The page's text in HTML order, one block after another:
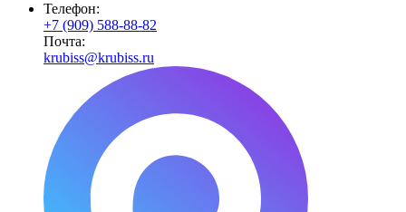
Телефон:
+7 (909) 588-88-82
Почта:
krubiss@krubiss.ru